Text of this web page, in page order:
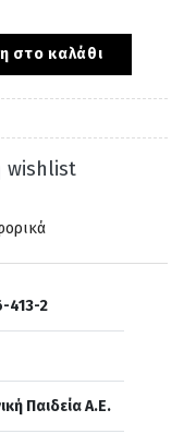
στο καλάθι
wishlist
413-2
Παιδεία Α.Ε.